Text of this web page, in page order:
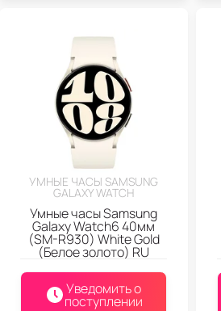
УМНЫЕ ЧАСЫ SAMSUNG
GALAXY WATCH
Умные часы Samsung
Galaxy Watch6 40мм
(SM-R930) White Gold
(Белое золото) RU
Уведомить о
поступлении